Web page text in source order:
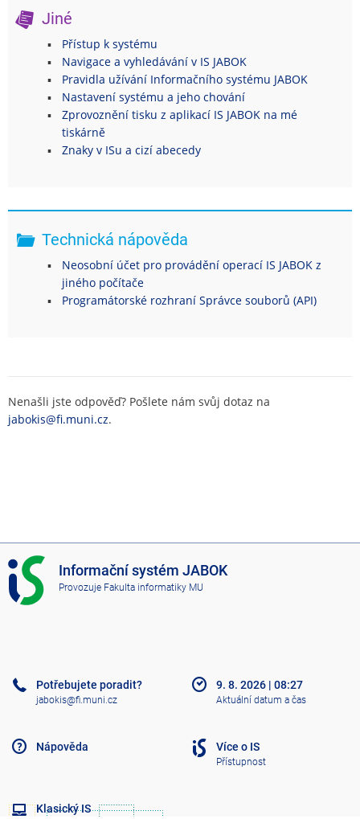
Jiné
Přístup k systému
Navigace a vyhledávání v IS JABOK
Pravidla užívání Informačního systému JABOK
Nastavení systému a jeho chování
Zprovoznění tisku z aplikací IS JABOK na mé
tiskárně
Znaky v ISu a cizí abecedy
Technická nápověda
Neosobní účet pro provádění operací IS JABOK z
jiného počítače
Programátorské rozhraní Správce souborů (API)
Nenašli jste odpověď? Pošlete nám svůj dotaz na
jabokis@fi.muni.cz.
I
S
J
Informační systém JABOK
Provozuje Fakulta informatiky MU
Potřebujete poradit?
jabokis@fi.muni.cz
Nápověda
Klasický IS
9. 8. 2026 | 08:27
Aktuální datum a čas
Více o IS
Přístupnost